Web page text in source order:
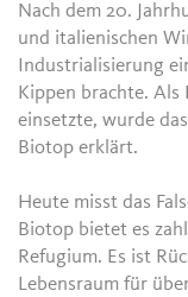
Nach dem 20.
und italienischen
Industrialisierung
Kippen brachte. Als
einsetzte, wurde
Biotop erklärt.
Heute misst das
Biotop bietet es
Refugium. Es ist
Lebensraum für